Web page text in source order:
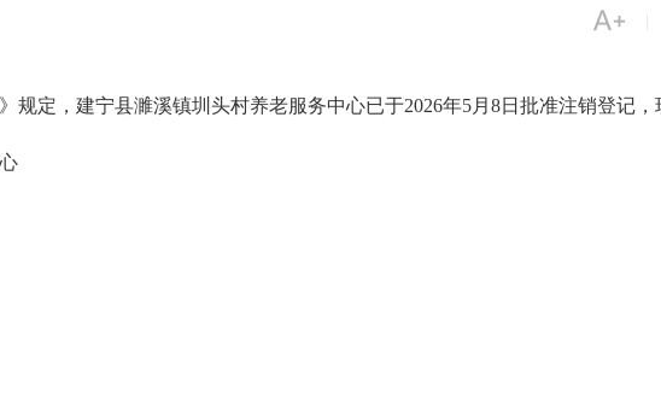

定，建宁县濉溪镇圳头村养老服务中心已于2026年5月8日批准注销登记，